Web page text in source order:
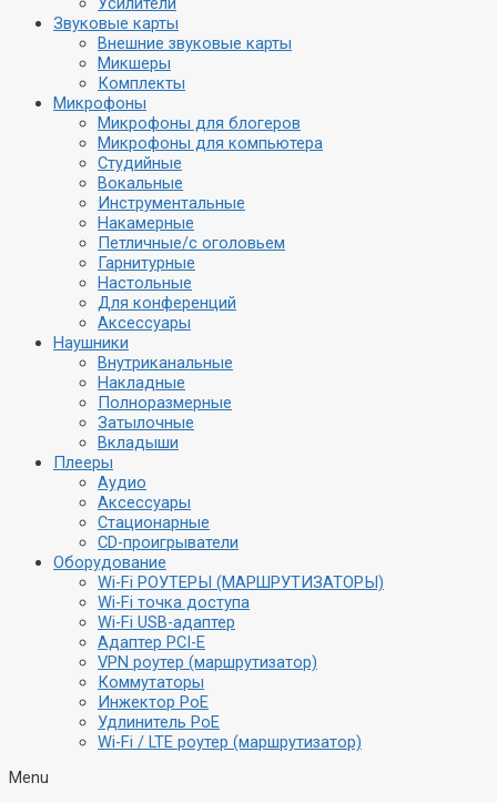
Звуковые карты
Внешние звуковые карты
Микшеры
Комплекты
Микрофоны
Микрофоны для блогеров
Микрофоны для компьютера
Студийные
Вокальные
Инструментальные
Накамерные
Петличные/с оголовьем
Гарнитурные
Настольные
Для конференций
Аксессуары
Наушники
Внутриканальные
Накладные
Полноразмерные
Затылочные
Вкладыши
Плееры
Аудио
Аксессуары
Стационарные
CD-проигрыватели
Оборудование
Wi-Fi РОУТЕРЫ (МАРШРУТИЗАТОРЫ)
Wi-Fi точка доступа
Wi-Fi USB-адаптер
Адаптер PCI-E
VPN роутер (маршрутизатор)
Коммутаторы
Инжектор PoE
Удлинитель PoE
Wi-Fi / LTE роутер (маршрутизатор)
Menu